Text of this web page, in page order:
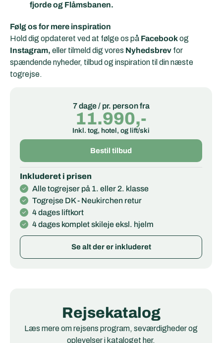
fjorde og Flåmsbanen.
Følg os for mere inspiration
Hold dig opdateret ved at følge os på Facebookog
Instagram, eller tilmeld dig vores Nyhedsbrev for
spændende nyheder, tilbud og inspiration til din næste
togrejse.
7 dage / pr. person fra
11.990,-
Inkl. tog, hotel, og lift/ski
Bestil tilbud
Inkluderet i prisen
Alle togrejser på 1. eller 2. klasse
Togrejse DK - Neukirchen retur
4 dages liftkort
4 dages komplet skileje eksl. hjelm
Se alt der er inkluderet
Rejsekatalog
Læs mere om rejsens program, seværdigheder og
oplevelser i kataloget her.